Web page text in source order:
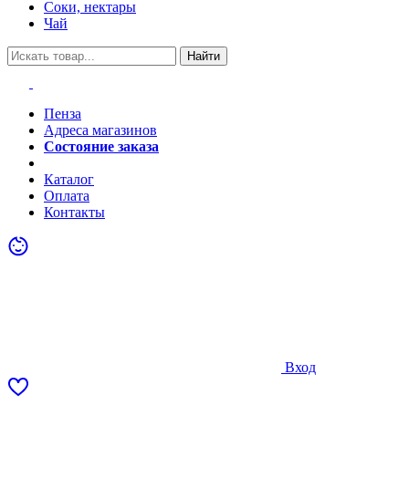
Соки, нектары
Чай
Найти
Пенза
Адреса магазинов
Состояние заказа
Каталог
Оплата
Контакты
Вход